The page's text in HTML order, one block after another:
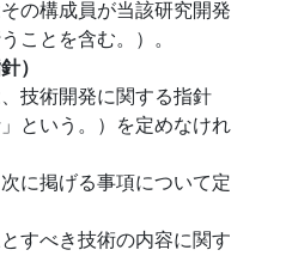
の構成員が当該研究開発
ことを含む。）。
）
技術開発に関する指針
という。）を定めなけれ
に掲げる事項について定
すべき技術の内容に関す